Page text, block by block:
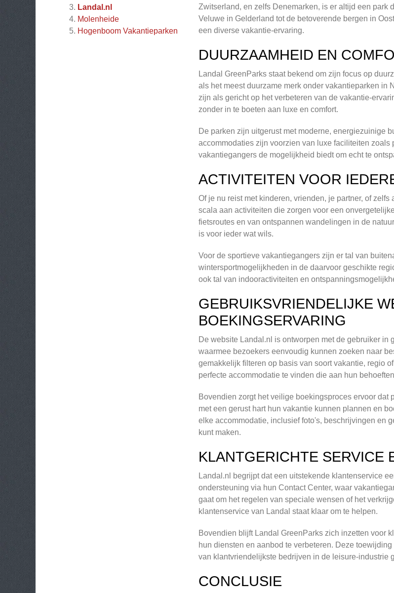
Landal.nl
Molenheide
Hogenboom Vakantieparken
Zwitserland, en zelfs Denemarken, is er altijd een park
Veluwe in Gelderland tot de betoverende bergen in
een diverse vakantie-ervaring.
DUURZAAMHEID EN
Landal GreenParks staat bekend om zijn focus op
als het meest duurzame merk onder vakantieparken
zijn als gericht op het verbeteren van de vakantie-
zonder in te boeten aan luxe en comfort.
De parken zijn uitgerust met moderne, energiezuinige
accommodaties zijn voorzien van luxe faciliteiten
vakantiegangers de mogelijkheid biedt om echt te
ACTIVITEITEN VOOR
Of je nu reist met kinderen, vrienden, je partner, of
scala aan activiteiten die zorgen voor een
fietsroutes en van ontspannen wandelingen in de
is voor ieder wat wils.
Voor de sportieve vakantiegangers zijn er tal van
wintersportmogelijkheden in de daarvoor geschikte
ook tal van indooractiviteiten en
GEBRUIKSVRIENDELIJKE
BOEKINGSERVARING
De website Landal.nl is ontworpen met de gebruiker
waarmee bezoekers eenvoudig kunnen zoeken naar
gemakkelijk filteren op basis van soort vakantie, regio
perfecte accommodatie te vinden die aan hun
Bovendien zorgt het veilige boekingsproces ervoor
met een gerust hart hun vakantie kunnen plannen en
elke accommodatie, inclusief foto's, beschrijvingen en
kunt maken.
KLANTGERICHTE SERVICE
Landal.nl begrijpt dat een uitstekende klantenservice
ondersteuning via hun Contact Center, waar
gaat om het regelen van speciale wensen of het
klantenservice van Landal staat klaar om te helpen.
Bovendien blijft Landal GreenParks zich inzetten voor
hun diensten en aanbod te verbeteren. Deze
van klantvriendelijkste bedrijven in de leisure-industrie
CONCLUSIE